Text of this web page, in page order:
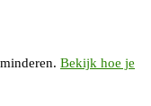
Bekijk hoe je